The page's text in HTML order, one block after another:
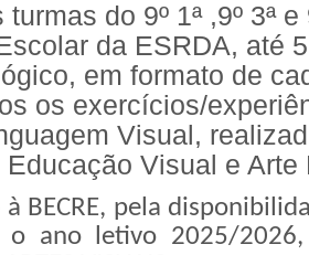
turmas do 9º 1ª ,9º 3ª e
da ESRDA, até
em formato de
os exercícios/
Visual,
Educação Visual e Arte
BECRE, pela
ano letivo 2025/2026,